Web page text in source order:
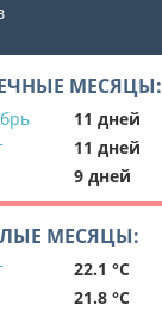
МЕСЯЦЫ:
11 дней
11 дней
9 дней
МЕСЯЦЫ:
22.1 °C
21.8 °C